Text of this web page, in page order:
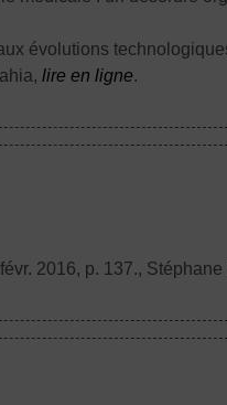
évolutions
lire en ligne.
2016, p. 137., Stéphane